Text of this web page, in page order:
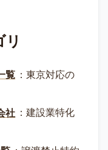
リ
覧 ：東京対応の
社 ：建設業特化